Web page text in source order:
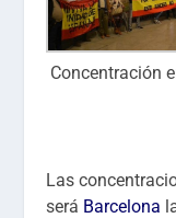
Concentración
Las
será Barcelona